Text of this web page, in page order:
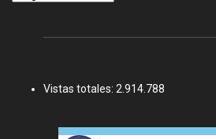
Vistas totales: 2.914.788